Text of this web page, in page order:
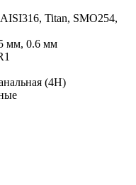
Titan, SMO254,
мм, 0.6 мм
(4H)